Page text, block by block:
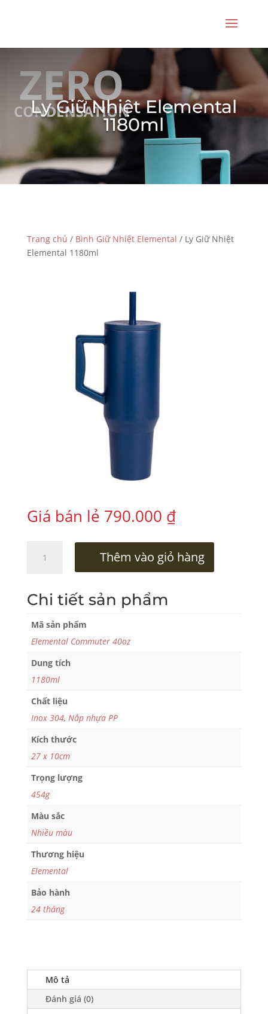
Ly Giữ Nhiệt Elemental
1180ml
Trang chủ / Bình Giữ Nhiệt Elemental / Ly Giữ Nhiệt
Elemental 1180ml
Giá bán lẻ 790.000 ₫
1180ml
số
lượng
Thêm vào giỏ hàng
Chi tiết sản phẩm
Mã sản phẩm
Elemental Commuter 40oz
Dung tích
1180ml
Chất liệu
Inox 304, Nắp nhựa PP
Kích thước
27 x 10cm
Trọng lượng
454g
Màu sắc
Nhiều màu
Thương hiệu
Elemental
Bảo hành
24 tháng
Mô tả
Đánh giá (0)